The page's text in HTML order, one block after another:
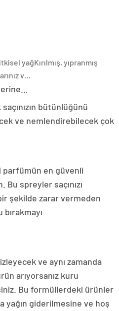
yağKırılmış, yıpranmış
v…
bütünlüğünü
ve nemlendirebilecek çok
en güvenli
spreyler saçınızı
şekilde zarar vermeden
bırakmayı
ve aynı zamanda
arıyorsanız kuru
Bu formüllerdeki ürünler
yağın giderilmesine ve hoş